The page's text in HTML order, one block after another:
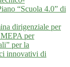
“Scuola 4.0” di
dirigenziale per
per
per la
innovativi di